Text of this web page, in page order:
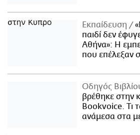
Εκπαίδευση
παιδί δεν
Αθήνα»: Η
που επέλεξαν
Οδηγός
βρέθηκε στην
Bookvoice. Τι
ανάμεσα στα